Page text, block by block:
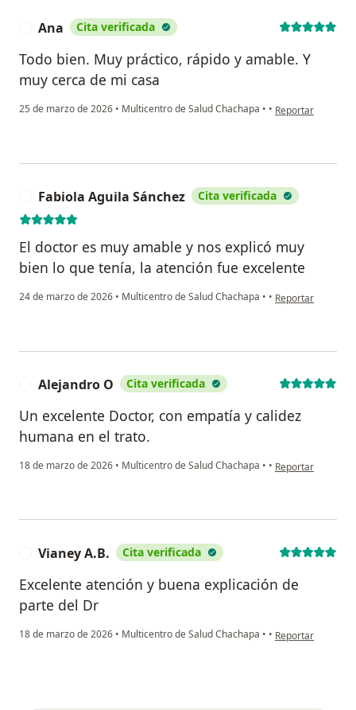
Ana Cita verificada
Todo bien. Muy práctico, rápido y amable. Y
muy cerca de mi casa
25 de marzo de 2026 • Multicentro de Salud Chachapa • • en opinión del
Reportar
Fabiola Aguila Sánchez Cita verificada
El doctor es muy amable y nos explicó muy
bien lo que tenía, la atención fue excelente
24 de marzo de 2026 • Multicentro de Salud Chachapa • • en opinión del
Reportar
Alejandro O Cita verificada
Un excelente Doctor, con empatía y calidez
humana en el trato.
18 de marzo de 2026 • Multicentro de Salud Chachapa • • en opinión del
Reportar
Vianey A.B. Cita verificada
Excelente atención y buena explicación de
parte del Dr
18 de marzo de 2026 • Multicentro de Salud Chachapa • • en opinión del
Reportar